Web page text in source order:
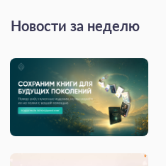
Новости за неделю